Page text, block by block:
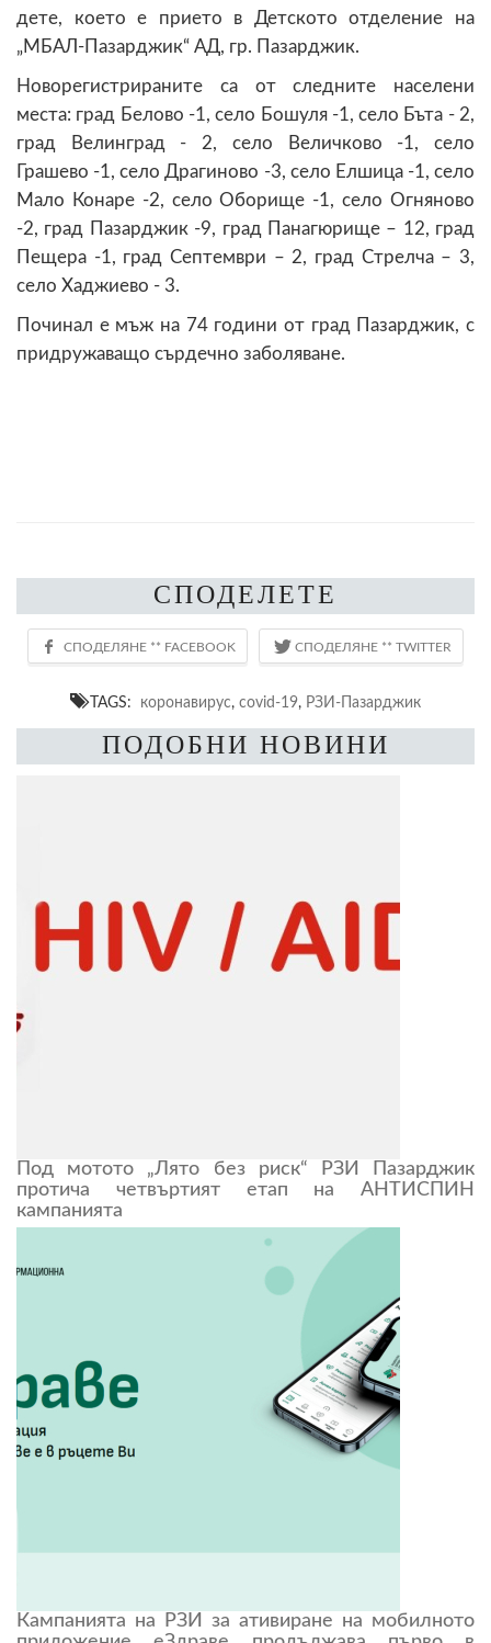
дете, което е прието в Детското отделение на
„МБАЛ-Пазарджик“ АД, гр. Пазарджик.
Новорегистрираните са от следните населени
места: град Белово -1, село Бошуля -1, село Бъта - 2,
град Велинград - 2, село Величково -1, село
Грашево -1, село Драгиново -3, село Елшица -1, село
Мало Конаре -2, село Оборище -1, село Огняново
-2, град Пазарджик -9, град Панагюрище – 12, град
Пещера -1, град Септември – 2, град Стрелча – 3,
село Хаджиево - 3.
Починал е мъж на 74 години от град Пазарджик, с
придружаващо сърдечно заболяване.
СПОДЕЛЕТЕ
TAGS: коронавирус, covid-19, РЗИ-Пазарджик
ПОДОБНИ НОВИНИ
Под мотото „Лято без риск“ РЗИ Пазарджик
протича четвъртият етап на АНТИСПИН
кампанията
Кампанията на РЗИ за ативиране на мобилното